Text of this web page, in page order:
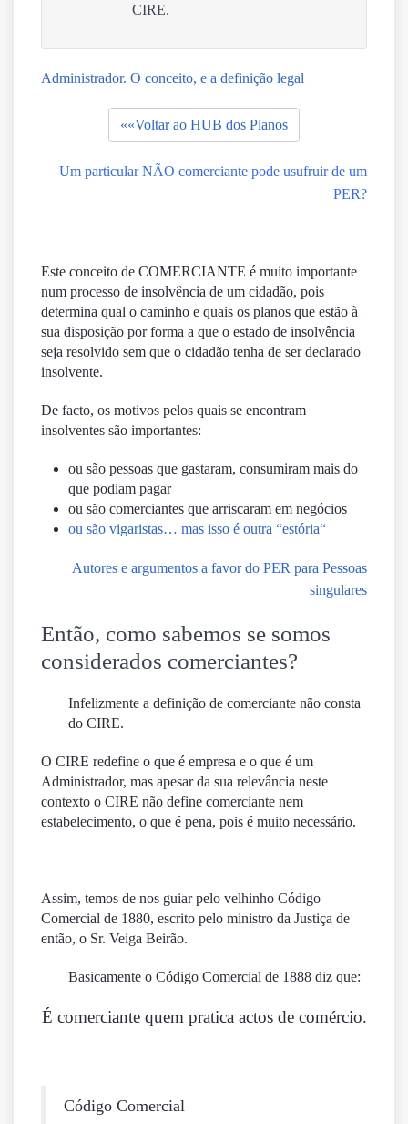
CIRE.
Administrador. O conceito, e a definição legal
««Voltar ao HUB dos Planos
Um particular NÃO comerciante pode usufruir de um
PER?
Este conceito de COMERCIANTE é muito importante
num processo de insolvência de um cidadão, pois
determina qual o caminho e quais os planos que estão à
sua disposição por forma a que o estado de insolvência
seja resolvido sem que o cidadão tenha de ser declarado
insolvente.
De facto, os motivos pelos quais se encontram
insolventes são importantes:
ou são pessoas que gastaram, consumiram mais do
que podiam pagar
ou são comerciantes que arriscaram em negócios
ou são vigaristas… mas isso é outra “estória“
Autores e argumentos a favor do PER para Pessoas
singulares
Então, como sabemos se somos
considerados comerciantes?
Infelizmente a definição de comerciante não consta
do CIRE.
O CIRE redefine o que é empresa e o que é um
Administrador, mas apesar da sua relevância neste
contexto o CIRE não define comerciante nem
estabelecimento, o que é pena, pois é muito necessário.
Assim, temos de nos guiar pelo velhinho Código
Comercial de 1880, escrito pelo ministro da Justiça de
então, o Sr. Veiga Beirão.
Basicamente o Código Comercial de 1888 diz que:
É comerciante quem pratica actos de comércio.
Código Comercial